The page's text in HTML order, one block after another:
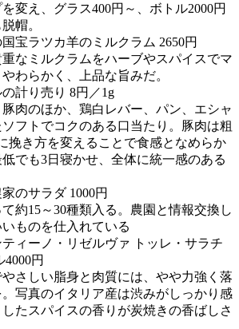
変え、グラス400円～、ボトル2000円
帽。
宝ラツカ羊のミルクラム 2650円
なミルクラムをハーブやスパイスでマ
わらかく、上品な旨みだ。
計り売り 8円／1g
肉のほか、鶏白レバー、パン、エシャ
フトでコクのある口当たり。豚肉は粗
挽き方を変えることで食感となめらか
でも3日寝かせ、全体に統一感のある
のサラダ 1000円
約15～30種類入る。農園と情報交換し
ものを仕入れている
ィーノ・リゼルヴァ トッレ・サラチ
円
さしい脂身と肉質には、やや力強く落
写真のイタリア産は渋みがしっかり感
たスパイスの香りが炭焼きの香ばしさ